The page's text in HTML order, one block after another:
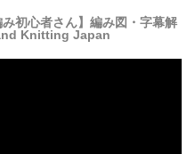
初心者さん】編み図・字幕解
Knitting Japan